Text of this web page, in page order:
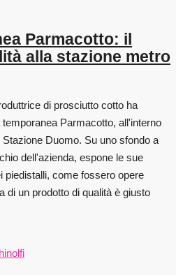
Parmacotto: il
alla stazione metro
di prosciutto cotto ha
Parmacotto, all'interno
Duomo. Su uno sfondo a
dell'azienda, espone le sue
piedistalli, come fossero opere
di un prodotto di qualità è giusto